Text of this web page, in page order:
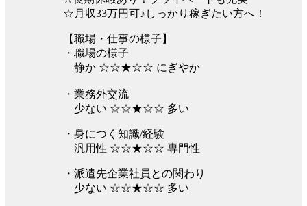
☆月収33万円可♪しっかり稼ぎたい方へ！
【職場・仕事の様子】
・職場の様子
静か ☆☆★☆☆ にぎやか
・業務外交流
少ない ☆☆★☆☆ 多い
・身につく知識/経験
汎用性 ☆☆★☆☆ 専門性
・派遣先企業社員との関わり
少ない ☆☆★☆☆ 多い